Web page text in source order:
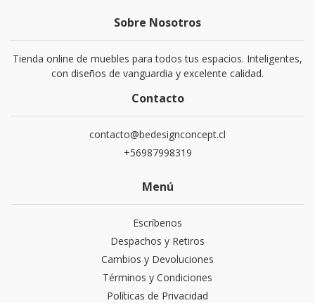
Sobre Nosotros
Tienda online de muebles para todos tus espacios. Inteligentes,
con diseños de vanguardia y excelente calidad.
Contacto
contacto@bedesignconcept.cl
+56987998319
Menú
Escríbenos
Despachos y Retiros
Cambios y Devoluciones
Términos y Condiciones
Políticas de Privacidad